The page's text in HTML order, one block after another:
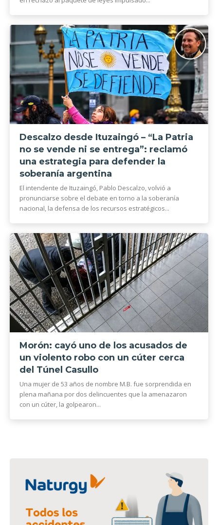
Descalzo desde Ituzaingó – “La Patria
no se vende ni se entrega”: reclamó
una estrategia para defender la
soberanía argentina
El intendente de Ituzaingó, Pablo Descalzo, volvió a
pronunciarse sobre el debate en torno a la soberanía
nacional, la defensa de los recursos estratégicos...
Morón: cayó uno de los acusados de
un violento robo con un cúter cerca
del Túnel Casullo
Una mujer de 53 años de nombre M.B. fue sorprendida en
plena mañana por dos delincuentes que la amenazaron
con un cúter, la golpearon...